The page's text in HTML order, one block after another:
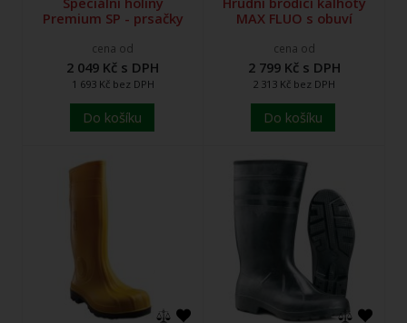
Premium SP - prsačky
cena od
2 049 Kč s DPH
1 693 Kč bez DPH
Do košíku
MAX FLUO s obuví
cena od
2 799 Kč s DPH
2 313 Kč bez DPH
Do košíku